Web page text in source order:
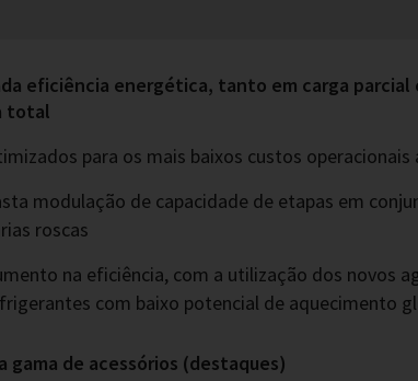
eficiência energética, tanto em carga parcial
total
para os mais baixos custos operacionais
modulação de capacidade de etapas em
roscas
na eficiência, com a utilização dos novos
com baixo potencial de aquecimento
gama de acessórios (destaques)